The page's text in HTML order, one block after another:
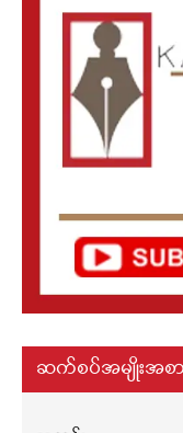
ဆက်စပ်အမျိုးအစား